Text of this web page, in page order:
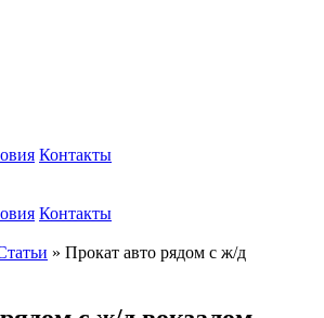
Контакты
Контакты
» Прокат авто рядом с ж/д